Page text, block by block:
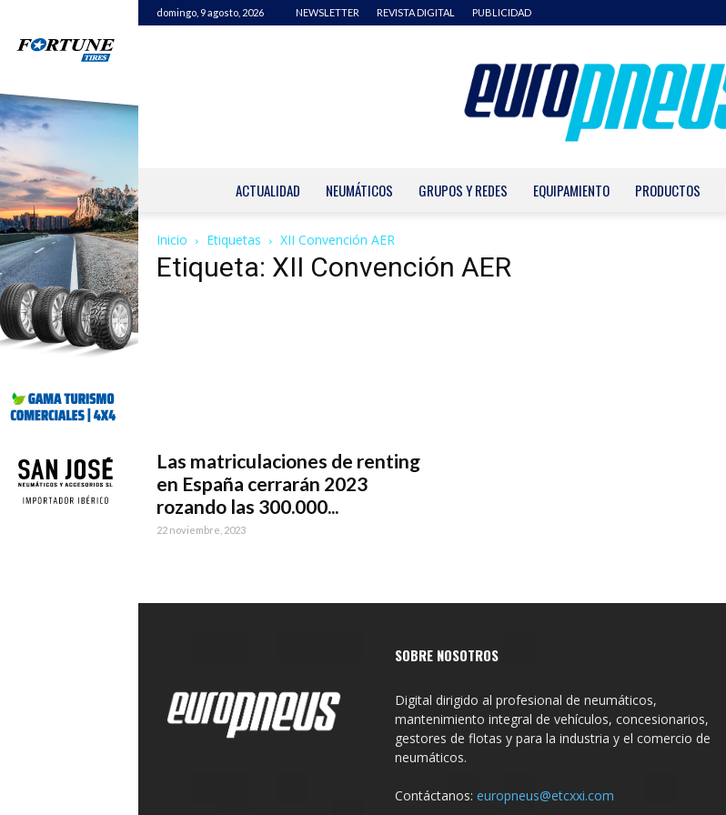
domingo, 9 agosto, 2026 NEWSLETTER REVISTA DIGITAL PUBLICIDAD
ACTUALIDAD NEUMÁTICOS GRUPOS Y REDES EQUIPAMIENTO PRODUCTOS
Inicio Etiquetas XII Convención AER
Etiqueta: XII Convención AER
Las matriculaciones de renting
en España cerrarán 2023
rozando las 300.000...
22 noviembre, 2023
SOBRE NOSOTROS
Digital dirigido al profesional de neumáticos,
mantenimiento integral de vehículos, concesionarios,
gestores de flotas y para la industria y el comercio de
neumáticos.
Contáctanos: europneus@etcxxi.com